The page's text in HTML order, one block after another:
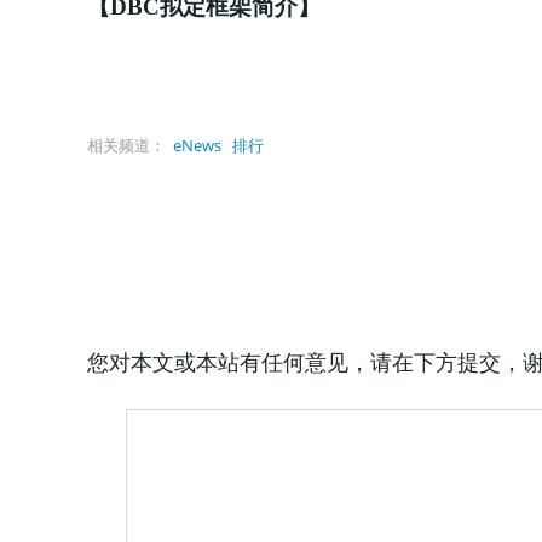
【DBC拟定框架简介】
相关频道： eNews 排行
您对本文或本站有任何意见，请在下方提交，